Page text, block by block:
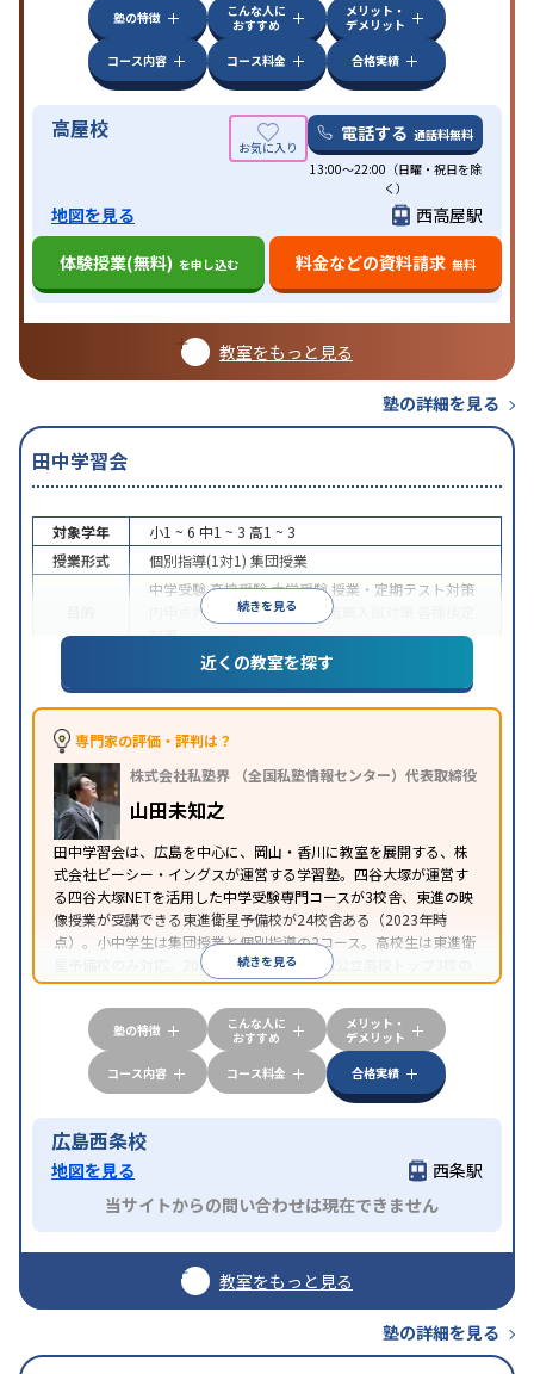
塾の特徴
こんな人に
おすすめ
メリット・
デメリット
コース内容
コース料金 合格実績
高屋校 電話する 通話料無料
13:00～22:00（日曜・祝日を除
く）
地図を見る
西高屋駅
体験授業(無料) を申し込む 料金などの資料請求 無料
教室をもっと見る
塾の詳細を見る
田中学習会
続きを見る
対象学年 小1 ~ 6 中1 ~ 3 高1 ~ 3
授業形式
個別指導(1対1) 集団授業
中学受験高校受験大学受験 授業・定期テスト対策
内申点対策
学習習慣の定着 推薦入試対策
対策
中高一貫校生に対応季節講習のみの受講可
近くの教室を探す
専門家の評価・評判は？
株式会社私塾界 （全国私塾情報センター）代表取締役
山田未知之
田中学習会は、広島を中心に、岡山・香川に教室を展開する、株
式会社ビーシー・イングスが運営する学習塾。四谷大塚が運営す
る四谷大塚NETを活用した中学受験専門コースが3校舎、東進の映
像授業が受講できる東進衛星予備校が24校舎ある（2023年時
点）。小中学生は集団授業と個別指導の2コース。高校生は東進衛
星予備校のみ対応。2022、2023年と広島県公立高校トップ3校の
合格者数No.1（同社調べ）という実績。
続きを見る
塾の特徴
こんな人に
おすすめ
メリット・
デメリット
コース内容
コース料金 合格実績
広島西条校
地図を見る
西条駅
当サイトからの問い合わせは現在できません
教室をもっと見る
塾の詳細を見る